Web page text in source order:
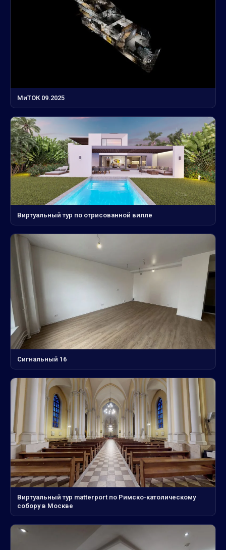
МиТОК 09.2025
Виртуальный тур по отрисованной вилле
Сигнальный 16
Виртуальный тур matterport по Римско-католическому
собору в Москве